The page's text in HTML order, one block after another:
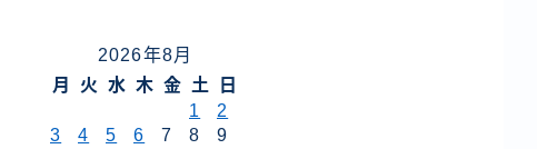
2026年8月
月
火 水 木 金 土
日
1
2
3
4 5 6 7 8
9